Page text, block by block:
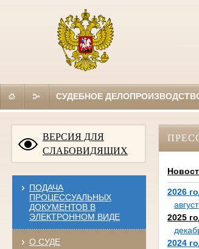
СУДЕБНОЕ
ВЕРСИЯ ДЛЯ
СЛАБОВИДЯЩИХ
ПОДАЧА
ПРОЦЕССУАЛЬНЫХ
ДОКУМЕНТОВ В
ЭЛЕКТРОННОМ ВИДЕ
О СУДЕ
2026
август
2025
2024